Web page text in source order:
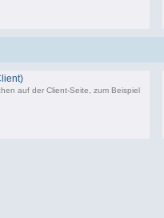
auf der Client-Seite, zum Beispiel